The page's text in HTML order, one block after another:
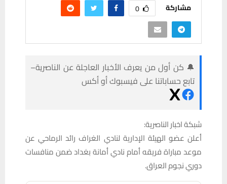
مشاركة 0
🔔 كن أول من يعرف الأخبار العاجلة عن الناصرية–
تابع حساباتنا على فيسبوك أو أكس
شبكة اخبار الناصرية:
أعلن عضو الهيئة الإدارية لنادي الغراف رائد الرماحي عن
موعد مباراة فريقه أمام نادي أمانة بغداد ضمن منافسات
دوري نجوم العراق.